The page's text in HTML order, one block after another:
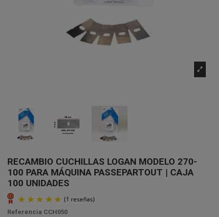
RECAMBIO CUCHILLAS LOGAN MODELO 270-
100 PARA MÁQUINA PASSEPARTOUT | CAJA
100 UNIDADES
Referencia CCH050